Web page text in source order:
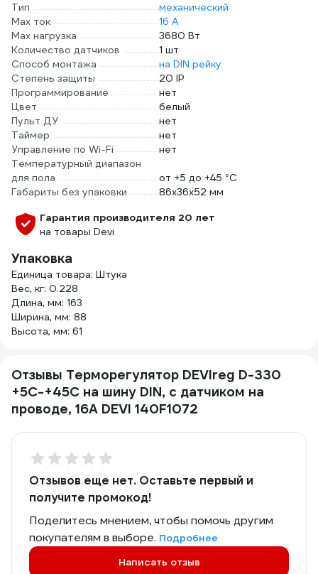
Тип
механический
Max ток
16 А
Max нагрузка
3680 Вт
Количество датчиков
1 шт
Способ монтажа
на DIN рейку
Степень защиты
20 IP
Программирование
нет
Цвет
белый
Пульт ДУ
нет
Таймер
нет
Управление по Wi-Fi
нет
Температурный диапазон
для пола
от +5 до +45 °С
Габариты без упаковки
86х36х52 мм
Гарантия производителя 20 лет
на товары Devi
Упаковка
Единица товара: Штука
Вес, кг: 0.228
Длина, мм: 163
Ширина, мм: 88
Высота, мм: 61
Отзывы Терморегулятор DEVIreg D-330
+5C-+45C на шину DIN, с датчиком на
проводе, 16А DEVI 140F1072
Отзывов еще нет. Оставьте первый и
получите промокод!
Поделитесь мнением, чтобы помочь другим
покупателям в выборе. Подробнее
Написать отзыв